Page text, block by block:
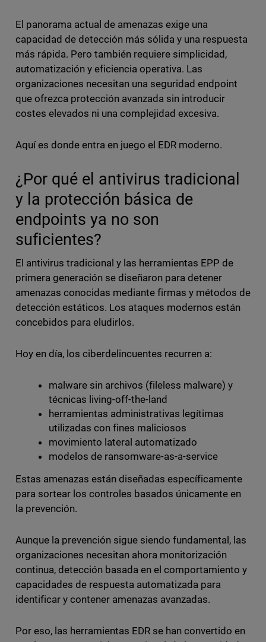
El panorama actual de amenazas exige una
capacidad de detección más sólida y una respuesta
más rápida. Pero también requiere simplicidad,
automatización y eficiencia operativa. Las
organizaciones necesitan una seguridad endpoint
que ofrezca protección avanzada sin introducir
costes elevados ni una complejidad excesiva.
Aquí es donde entra en juego el EDR moderno.
¿Por qué el antivirus tradicional
y la protección básica de
endpoints ya no son
suficientes?
El antivirus tradicional y las herramientas EPP de
primera generación se diseñaron para detener
amenazas conocidas mediante firmas y métodos de
detección estáticos. Los ataques modernos están
concebidos para eludirlos.
Hoy en día, los ciberdelincuentes recurren a:
malware sin archivos (fileless malware) y
técnicas living-off-the-land
herramientas administrativas legítimas
utilizadas con fines maliciosos
movimiento lateral automatizado
modelos de ransomware-as-a-service
Estas amenazas están diseñadas específicamente
para sortear los controles basados únicamente en
la prevención.
Aunque la prevención sigue siendo fundamental, las
organizaciones necesitan ahora monitorización
continua, detección basada en el comportamiento y
capacidades de respuesta automatizada para
identificar y contener amenazas avanzadas.
Por eso, las herramientas EDR se han convertido en